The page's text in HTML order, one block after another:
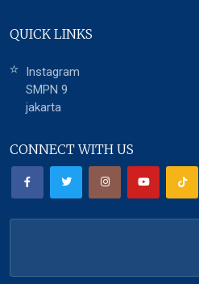
QUICK LINKS
Instagram
SMPN 9
jakarta
CONNECT WITH US